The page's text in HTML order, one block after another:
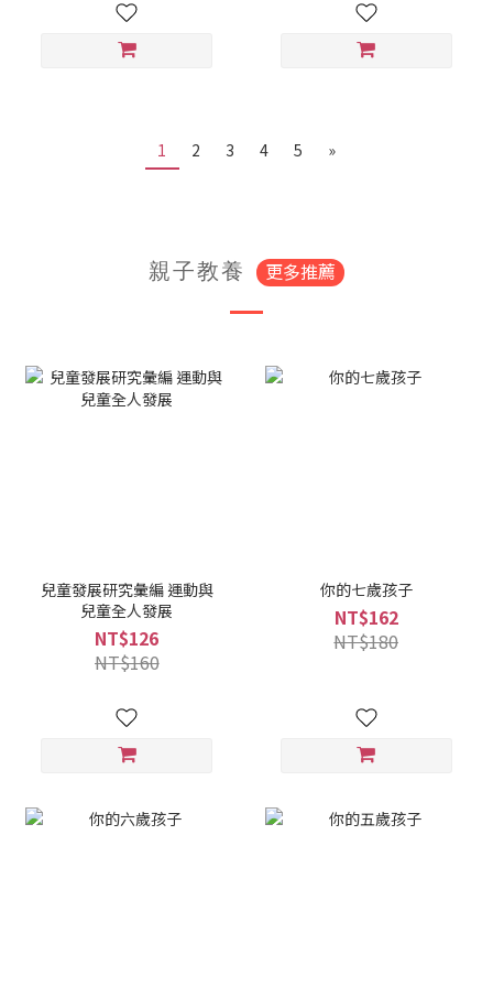
1 2 3 4 5 »
親子教養 更多推薦
兒童發展研究彙編 運動與
兒童全人發展
NT$126
NT$160
你的七歲孩子
NT$162
NT$180